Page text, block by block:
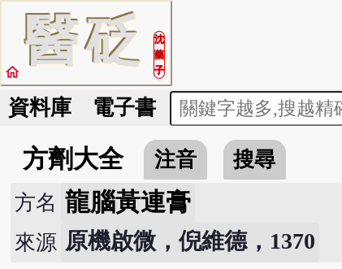
醫砭
沈
藥
子
home
資料庫 電子書
方劑大全 注音 搜尋
方名 龍腦黃連膏
來源 原機啟微，倪維德，1370